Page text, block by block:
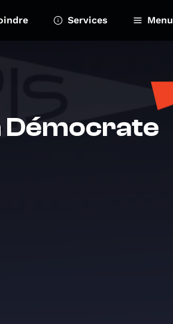
Services Menu
Démocrate